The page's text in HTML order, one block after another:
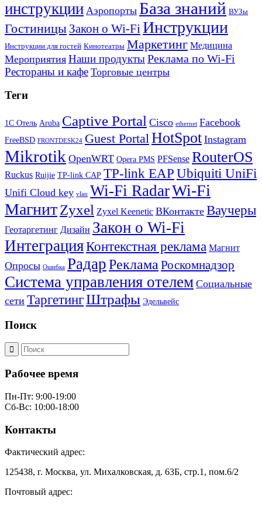
инструкции Аэропорты База знаний ВУЗы
Гостиницы Закон о Wi-Fi Инструкции
Инструкции для гостей Кинотеатры Маркетинг Медицина
Мероприятия Наши продуктыРеклама по Wi-Fi
Рестораны и кафе Торговые центры
Теги
1С Отель Aruba Captive Portal Cisco ethernet Facebook
FreeBSD FRONTDESK24 Guest PortalHotSpot Instagram
Mikrotik OpenWRT Opera PMS PFSense RouterOS
Ruckus Ruijie TP-link CAP TP-link EAP Ubiquiti UniFi
Unifi Cloud key vlan Wi-Fi RadarWi-Fi
МагнитZyxel Zyxel Keenetic ВКонтакте Ваучеры
Геотаргетинг Дизайн Закон о Wi-Fi
ИнтеграцияКонтекстная реклама Магнит
Опросы Ошибка РадарРеклама Роскомнадзор
Система управления отелем Социальные
сети ТаргетингШтрафы Эдельвейс
Поиск
Рабочее время
Пн-Пт: 9:00-19:00
Сб-Вс: 10:00-18:00
Контакты
Фактический адрес:
125438, г. Москва, ул. Михалковская, д. 63Б, стр.1, пом.6/2
Почтовый адрес: